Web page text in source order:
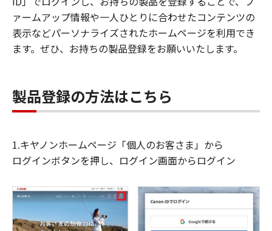
ァームアップ情報や一人ひとりに合わせたコンテンツの
表示などパーソナライズされたホームページを利用でき
ます。ぜひ、お持ちの製品登録をお願いいたします。
製品登録の方法はこちら
1.キヤノンホームページ「個人のお客さま」から
ログインボタンを押し、ログイン画面からログイン